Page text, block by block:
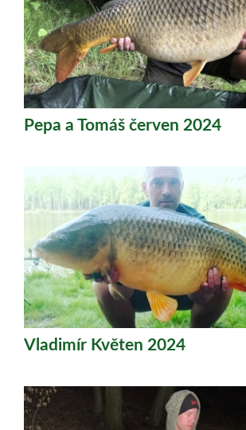
Pepa a Tomáš červen 2024
Vladimír Květen 2024